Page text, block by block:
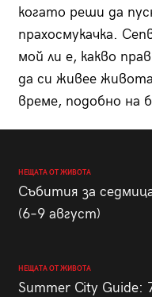
когато реши да
прахосмукачка.
мой ли е, какво
да си живее
време, подобно на
НЕЩАТА ОТ ЖИВОТА
Събития за
(6–9 август)
НЕЩАТА ОТ ЖИВОТА
Summer City Guide: